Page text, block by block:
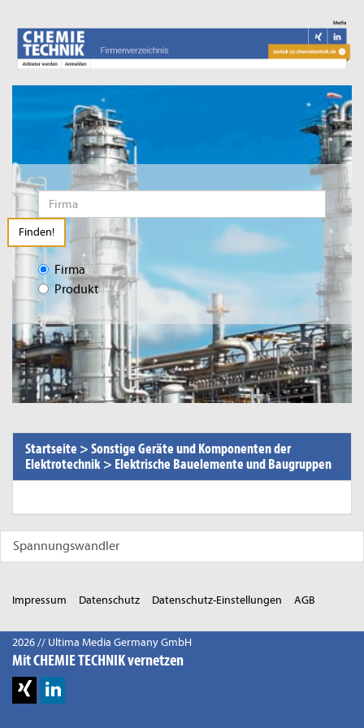
Finden!
Firma
Produkt
Startseite >Sonstige Geräte und Komponenten der
Elektrotechnik > Elektrische Bauelemente und Baugruppen
Spannungswandler
Impressum Datenschutz Datenschutz-Einstellungen AGB
2026 // Ultima Media Germany GmbH
Mit CHEMIE TECHNIK vernetzen